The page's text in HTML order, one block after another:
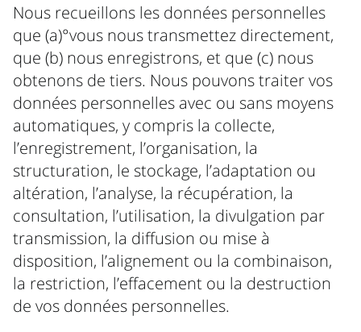
Nous recueillons les données personnelles
que (a)°vous nous transmettez directement,
que (b) nous enregistrons, et que (c) nous
obtenons de tiers. Nous pouvons traiter vos
données personnelles avec ou sans moyens
automatiques, y compris la collecte,
l’enregistrement, l’organisation, la
structuration, le stockage, l’adaptation ou
altération, l’analyse, la récupération, la
consultation, l’utilisation, la divulgation par
transmission, la diffusion ou mise à
disposition, l’alignement ou la combinaison,
la restriction, l’effacement ou la destruction
de vos données personnelles.